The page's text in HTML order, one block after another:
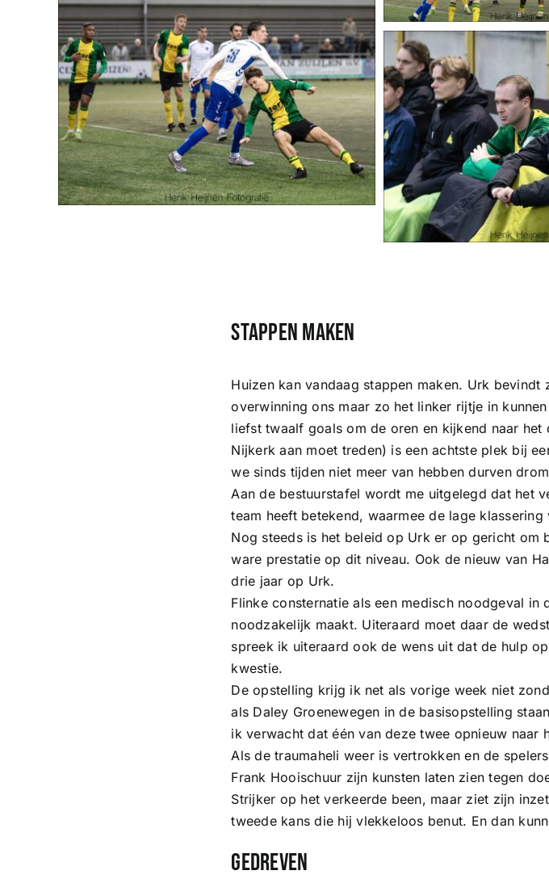
Stappen maken
Huizen kan vandaag stappen maken. Urk
overwinning ons maar zo het linker rijtje in
liefst twaalf goals om de oren en kijkend naar het
Nijkerk aan moet treden) is een achtste plek bij
we sinds tijden niet meer van hebben durven
Aan de bestuurstafel wordt me uitgelegd dat het
team heeft betekend, waarmee de lage
Nog steeds is het beleid op Urk er op gericht om
ware prestatie op dit niveau. Ook de nieuw van
drie jaar op Urk.
Flinke consternatie als een medisch noodgeval
noodzakelijk maakt. Uiteraard moet daar de
spreek ik uiteraard ook de wens uit dat de hulp
kwestie.
De opstelling krijg ik net als vorige week niet
als Daley Groenewegen in de basisopstelling
ik verwacht dat één van deze twee opnieuw naar
Als de traumaheli weer is vertrokken en de
Frank Hooischuur zijn kunsten laten zien tegen
Strijker op het verkeerde been, maar ziet zijn
tweede kans die hij vlekkeloos benut. En dan
Gedreven